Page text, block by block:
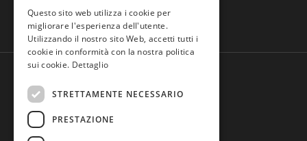
Domande frequenti
Questo sito web utilizza i cookie per
migliorare l'esperienza dell'utente.
Utilizzando il nostro sito Web, accetti tutti i
cookie in conformità con la nostra politica
sui cookie. Dettaglio
STRETTAMENTE NECESSARIO
PRESTAZIONE